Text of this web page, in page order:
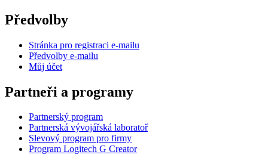
Předvolby
Stránka pro registraci e-mailu
Předvolby e-mailu
Můj účet
Partneři a programy
Partnerský program
Partnerská vývojářská laboratoř
Slevový program pro firmy
Program Logitech G Creator